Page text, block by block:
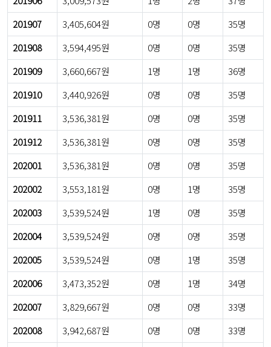
201907
3,405,604원 0명 0명
35명
201908
3,594,495원 0명 0명
35명
201909
3,660,667원 1명 1명
36명
201910
3,440,926원 0명 0명
35명
201911
3,536,381원 0명 0명
35명
201912
3,536,381원 0명 0명
35명
202001
3,536,381원 0명 0명
35명
202002
3,553,181원 0명 1명
35명
202003
3,539,524원 1명 0명
35명
202004
3,539,524원 0명 0명
35명
202005
3,539,524원 0명 1명
35명
202006
3,473,352원 0명 1명
34명
202007
3,829,667원 0명 0명
33명
202008
3,942,687원 0명 0명
33명